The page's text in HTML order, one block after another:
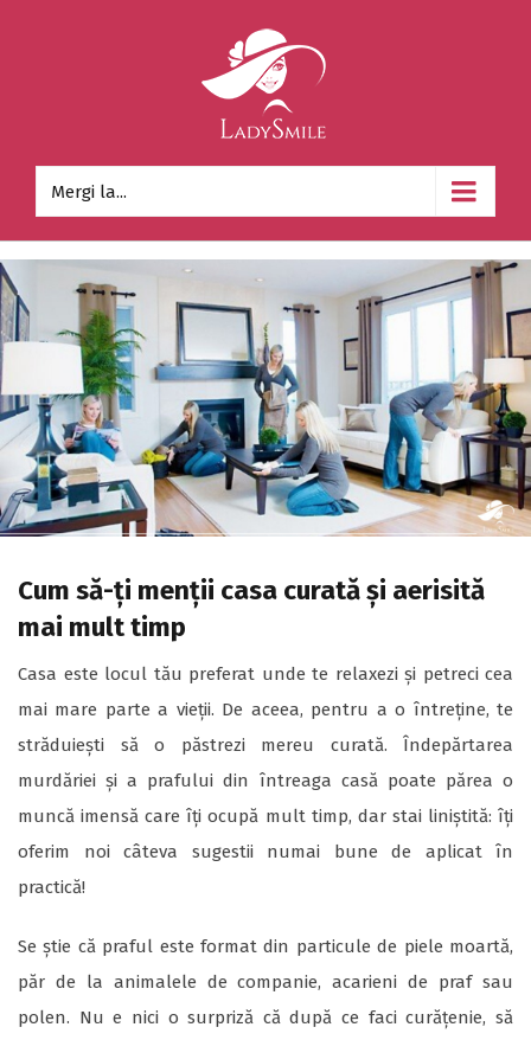
Mergi la...
Cum să-ți menții casa curată și aerisită
mai mult timp
Casa este locul tău preferat unde te relaxezi și petreci cea
mai mare parte a vieții. De aceea, pentru a o întreține, te
străduiești să o păstrezi mereu curată. Îndepărtarea
murdăriei și a prafului din întreaga casă poate părea o
muncă imensă care îți ocupă mult timp, dar stai liniștită: îți
oferim noi câteva sugestii numai bune de aplicat în
practică!
Se știe că praful este format din particule de piele moartă,
păr de la animalele de companie, acarieni de praf sau
polen. Nu e nici o surpriză că după ce faci curățenie, să